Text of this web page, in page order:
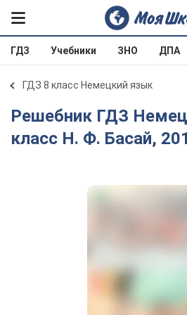
ГДЗ Учебники ЗНО ДПА
ГДЗ 8 класс Немецкий язык
Решебник ГДЗ
класс Н. Ф. Басай,